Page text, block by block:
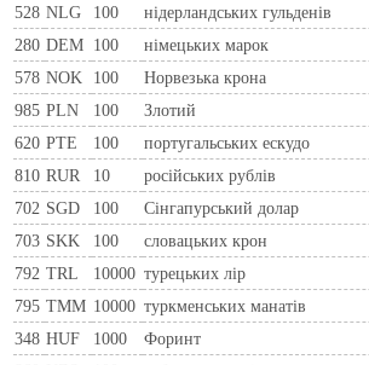
528 NLG 100 нiдерландських гульденiв
280 DEM 100 нiмецьких марок
578 NOK 100 Норвезька крона
985 PLN 100 Злотий
620 PTE 100 португальських ескудо
810 RUR 10 росiйських рублiв
702 SGD 100 Сінгапурський долар
703 SKK 100 словацьких крон
792 TRL 10000 турецьких лір
795 TMM 10000 туркменських манатів
348 HUF 1000 Форинт